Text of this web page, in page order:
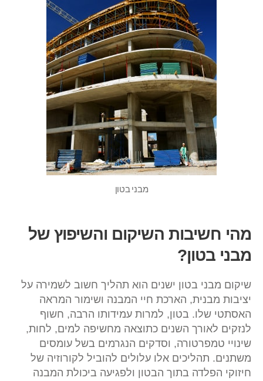
מבני בטון
מהי חשיבות השיקום והשיפוץ של
מבני בטון?
שיקום מבני בטון ישנים הוא תהליך חשוב לשמירה על
יציבות מבנית, הארכת חיי המבנה ושימור המראה
האסתטי שלו. בטון, למרות עמידותו הרבה, חשוף
לנזקים לאורך השנים כתוצאה מחשיפה למים, לחות,
שינויי טמפרטורה, וסדקים הנגרמים בשל עומסים
משתנים. תהליכים אלו עלולים להוביל לקורוזיה של
חיזוקי הפלדה בתוך הבטון ולפגיעה ביכולת המבנה